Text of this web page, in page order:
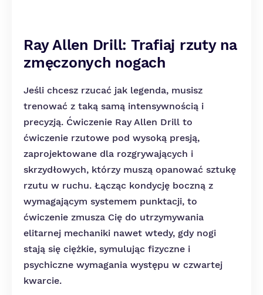
Ray Allen Drill: Trafiaj rzuty na
zmęczonych nogach
Jeśli chcesz rzucać jak legenda, musisz
trenować z taką samą intensywnością i
precyzją. Ćwiczenie Ray Allen Drill to
ćwiczenie rzutowe pod wysoką presją,
zaprojektowane dla rozgrywających i
skrzydłowych, którzy muszą opanować sztukę
rzutu w ruchu. Łącząc kondycję boczną z
wymagającym systemem punktacji, to
ćwiczenie zmusza Cię do utrzymywania
elitarnej mechaniki nawet wtedy, gdy nogi
stają się ciężkie, symulując fizyczne i
psychiczne wymagania występu w czwartej
kwarcie.